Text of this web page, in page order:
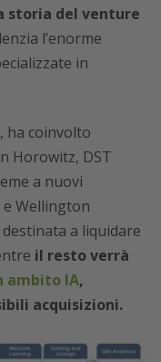
storia del venture
l’enorme
in
, ha coinvolto
Horowitz, DST
a nuovi
e Wellington
a liquidare
il resto verrà
ambito IA,
acquisizioni.